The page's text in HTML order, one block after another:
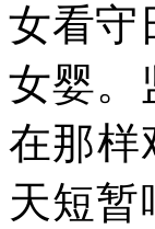
女看守
女婴。
在那样
天短暂